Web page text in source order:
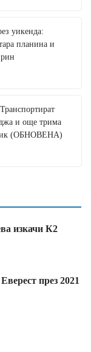
уикенда:
планина и
и още трима
(ОБНОВЕНА)
изкачи К2
през 2021